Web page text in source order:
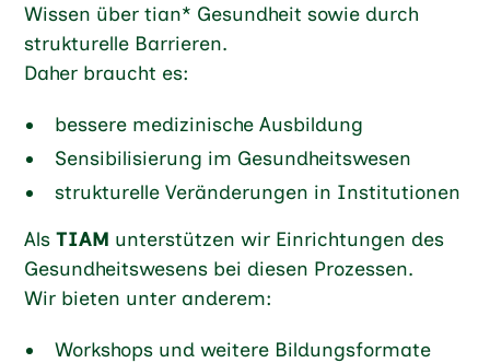
Wissen über tian* Gesundheit sowie durch
strukturelle Barrieren.
Daher braucht es:
bessere medizinische Ausbildung
Sensibilisierung im Gesundheitswesen
strukturelle Veränderungen in Institutionen
AlsTIAM unterstützen wir Einrichtungen des
Gesundheitswesens bei diesen Prozessen.
Wir bieten unter anderem:
Workshops und weitere Bildungsformate